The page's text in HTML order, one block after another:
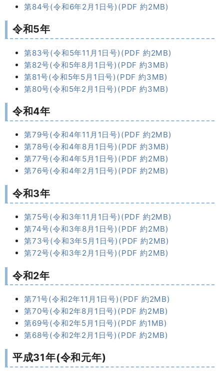
第84号(令和6年2月1日号)(PDF 約2MB)
令和5年
第83号(令和5年11月1日号)(PDF 約2MB)
第82号(令和5年8月1日号)(PDF 約3MB)
第81号(令和5年5月1日号)(PDF 約3MB)
第80号(令和5年2月1日号)(PDF 約3MB)
令和4年
第79号(令和4年11月1日号)(PDF 約2MB)
第78号(令和4年8月1日号)(PDF 約3MB)
第77号(令和4年5月1日号)(PDF 約2MB)
第76号(令和4年2月1日号)(PDF 約2MB)
令和3年
第75号(令和3年11月1日号)(PDF 約2MB)
第74号(令和3年8月1日号)(PDF 約2MB)
第73号(令和3年5月1日号)(PDF 約2MB)
第72号(令和3年2月1日号)(PDF 約2MB)
令和2年
第71号(令和2年11月1日号)(PDF 約2MB)
第70号(令和2年8月1日号)(PDF 約2MB)
第69号(令和2年5月1日号)(PDF 約1MB)
第68号(令和2年2月1日号)(PDF 約2MB)
平成31年(令和元年)